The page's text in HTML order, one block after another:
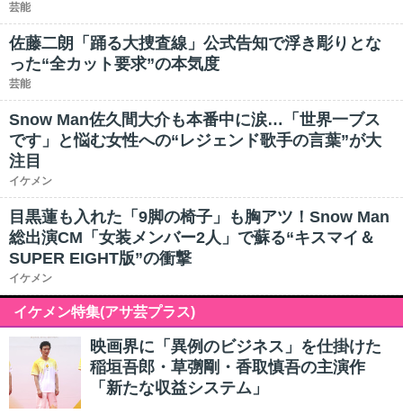
芸能
佐藤二朗「踊る大捜査線」公式告知で浮き彫りとな
った“全カット要求”の本気度
芸能
Snow Man佐久間大介も本番中に涙…「世界一ブス
です」と悩む女性への“レジェンド歌手の言葉”が大
注目
イケメン
目黒蓮も入れた「9脚の椅子」も胸アツ！Snow Man
総出演CM「女装メンバー2人」で蘇る“キスマイ＆
SUPER EIGHT版”の衝撃
イケメン
イケメン特集(アサ芸プラス)
映画界に「異例のビジネス」を仕掛けた
稲垣吾郎・草彅剛・香取慎吾の主演作
「新たな収益システム」